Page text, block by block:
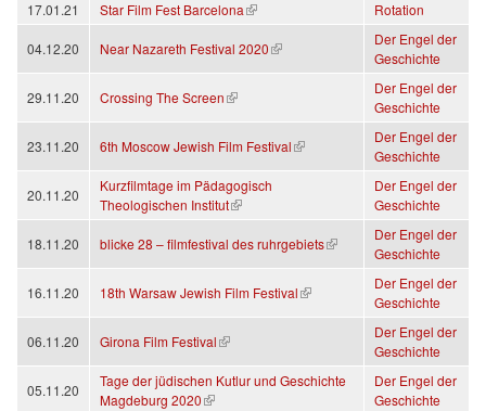
17.01.21
Star Film Fest Barcelona
(link is external) Rotation
04.12.20 Near Nazareth Festival 2020
(link is external)
Der Engel der
Geschichte
29.11.20 Crossing The Screen
(link is external)
Der Engel der
Geschichte
23.11.20 6th Moscow Jewish Film Festival
(link is external)
Der Engel der
Geschichte
20.11.20
Kurzfilmtage im Pädagogisch
Theologischen Institut
(link is external)
Der Engel der
Geschichte
18.11.20 blicke 28 – filmfestival des ruhrgebiets
(link is external)
Der Engel der
Geschichte
16.11.20 18th Warsaw Jewish Film Festival
(link is external)
Der Engel der
Geschichte
06.11.20 Girona Film Festival
(link is external)
Der Engel der
Geschichte
05.11.20
Tage der jüdischen Kutlur und Geschichte
Magdeburg 2020
(link is external)
Der Engel der
Geschichte